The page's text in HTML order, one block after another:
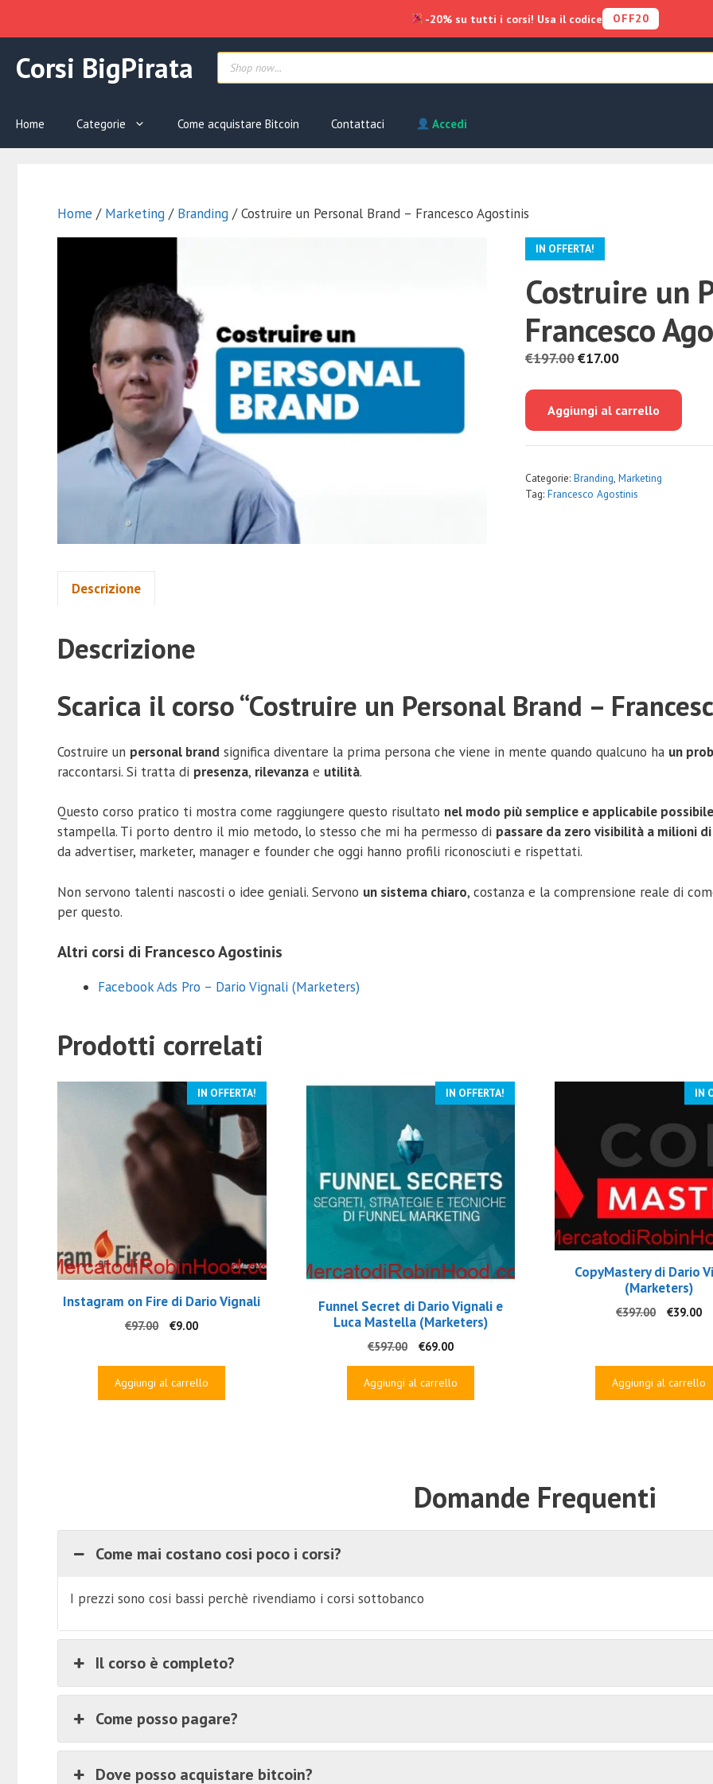
contenuto
Corsi BigPirata Products
search
Home Categorie Come acquistare Bitcoin Contattaci Accedi
Home / Marketing / Branding / Costruire un Personal Brand – Francesco Agostinis
IN OFFERTA!
Costruire un
Francesco
€197.00Il
era:
€17.00Il
è:
Aggiungi al carrello
Categorie: Branding Marketing
Tag: Francesco Agostinis
Descrizione
Descrizione
Scarica il corso “Costruire un Personal Brand –
Costruire un personal brand significa diventare la prima persona che viene in mente quando qualcuno ha un
raccontarsi. Si tratta di presenza, rilevanza e utilità.
Questo corso pratico ti mostra come raggiungere questo risultato nel modo più semplice e applicabile possibile
stampella. Ti porto dentro il mio metodo, lo stesso che mi ha permesso di passare da zero visibilità a milioni
da advertiser, marketer, manager e founder che oggi hanno profili riconosciuti e rispettati.
Non servono talenti nascosti o idee geniali. Servono un sistema chiaro, costanza e la comprensione reale di
per questo.
Altri corsi di Francesco Agostinis
Facebook Ads Pro – Dario Vignali (Marketers)
Prodotti correlati
IN OFFERTA!
Instagram on Fire di Dario Vignali
€97.00
Il
€9.00Il
è:
Aggiungi al carrello
IN OFFERTA!
Funnel Secret di Dario Vignali e
Luca Mastella (Marketers)
€597.00
Il
prezzo
originale
€69.00Il
prezzo
attuale
Aggiungi al carrello
IN
CopyMastery di Dario
(Marketers)
€397.00
Il
€397.00.
€39.00Il
Aggiungi al carrello
Domande Frequenti
Come mai costano cosi poco i corsi?
I prezzi sono cosi bassi perchè rivendiamo i corsi sottobanco
Il corso è completo?
Come posso pagare?
Dove posso acquistare bitcoin?
-20% su tutti i corsi! Usa il codice OFF20